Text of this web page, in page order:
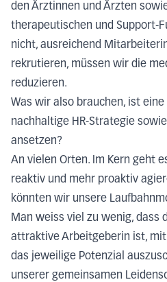
den Ärztinnen und Ärzten
therapeutischen und Support-
nicht, ausreichend
rekrutieren, müssen wir die
reduzieren.
Was wir also brauchen, ist
nachhaltige HR-Strategie
ansetzen?
An vielen Orten. Im Kern geht
reaktiv und mehr proaktiv
könnten wir unsere
Man weiss viel zu wenig, dass
attraktive Arbeitgeberin ist,
das jeweilige Potenzial
unserer gemeinsamen